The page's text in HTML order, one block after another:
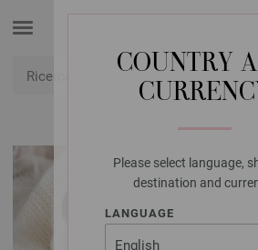
COUNTRY
Please select language,
destination and
LANGUAGE